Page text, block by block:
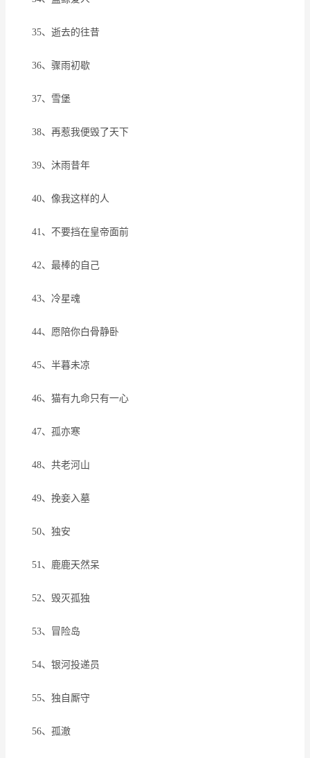
35、逝去的往昔
36、骤雨初歇
37、雪堡
38、再惹我便毁了天下
39、沐雨昔年
40、像我这样的人
41、不要挡在皇帝面前
42、最棒的自己
43、冷星魂
44、愿陪你白骨静卧
45、半暮未凉
46、猫有九命只有一心
47、孤亦寒
48、共老河山
49、挽妾入墓
50、独安
51、鹿鹿天然呆
52、毁灭孤独
53、冒险岛
54、银河投递员
55、独自厮守
56、孤澈